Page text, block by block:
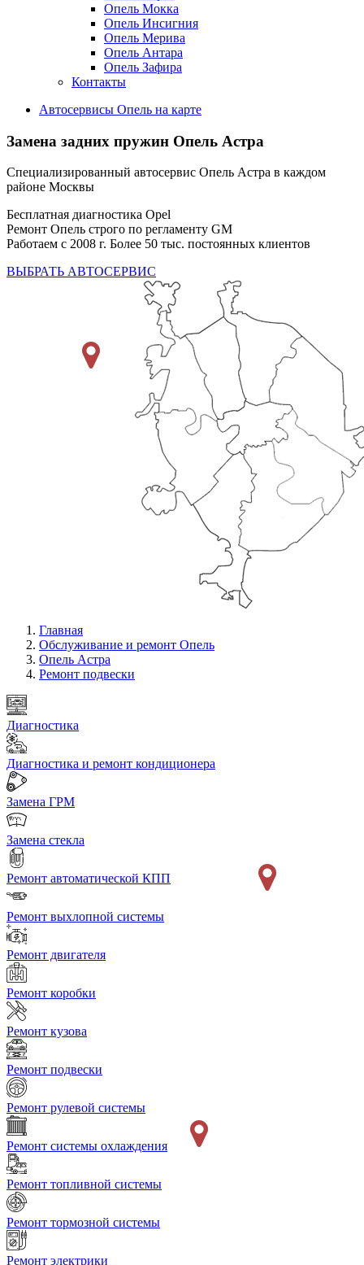
Опель Мокка
Опель Инсигния
Опель Мерива
Опель Антара
Опель Зафира
Контакты
Автосервисы Опель на карте
Замена задних пружин Опель Астра
Специализированный автосервис Опель Астра в каждом
районе Москвы
Бесплатная диагностика Opel
Ремонт Опель строго по регламенту GM
Работаем с 2008 г. Более 50 тыс. постоянных клиентов
ВЫБРАТЬ АВТОСЕРВИС
Главная
Обслуживание и ремонт Опель
Опель Астра
Ремонт подвески
Диагностика
Диагностика и ремонт кондиционера
Замена ГРМ
Замена стекла
Ремонт автоматической КПП
Ремонт выхлопной системы
Ремонт двигателя
Ремонт коробки
Ремонт кузова
Ремонт подвески
Ремонт рулевой системы
Ремонт системы охлаждения
Ремонт топливной системы
Ремонт тормозной системы
Ремонт электрики